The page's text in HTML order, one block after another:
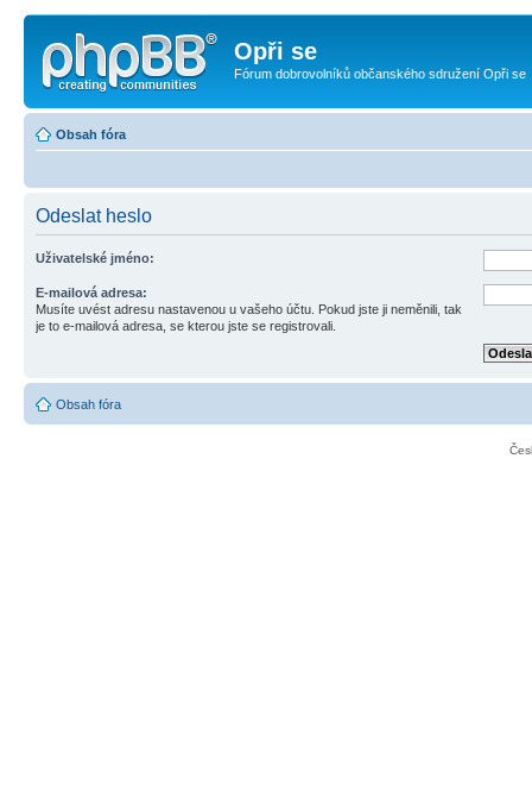
Opři se
Fórum dobrovolníků občanského sdružení Opři se
Obsah fóra
Odeslat heslo
Uživatelské jméno:
E-mailová adresa:
Musíte uvést adresu nastavenou u vašeho účtu. Pokud jste ji neměnili, tak
je to e-mailová adresa, se kterou jste se registrovali.
Obsah fóra